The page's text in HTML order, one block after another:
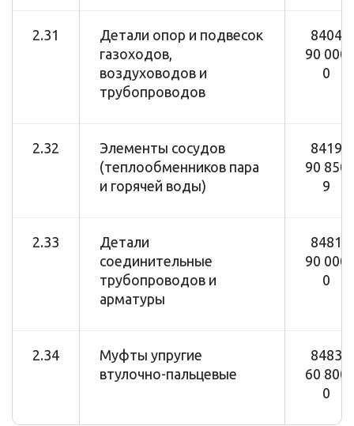
2.31
Детали опор и подвесок
газоходов,
воздуховодов и
трубопроводов
8404
90 000
0
2.32
Элементы сосудов
(теплообменников пара
и горячей воды)
8419
90 850
9
2.33
Детали
соединительные
трубопроводов и
арматуры
8481
90 000
0
2.34
Муфты упругие
втулочно-пальцевые
8483
60 800
0